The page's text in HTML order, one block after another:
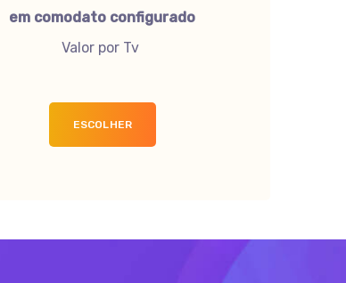
em comodato configurado
Valor por Tv
ESCOLHER